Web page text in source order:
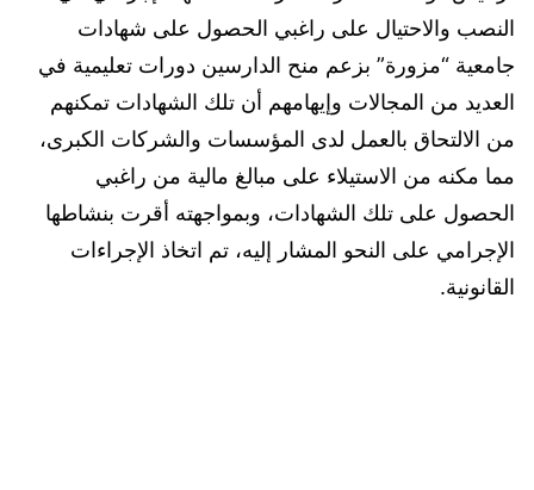
النصب والاحتيال على راغبي الحصول على شهادات
جامعية “مزورة” بزعم منح الدارسين دورات تعليمية في
العديد من المجالات وإيهامهم أن تلك الشهادات تمكنهم
من الالتحاق بالعمل لدى المؤسسات والشركات الكبرى،
مما مكنه من الاستيلاء على مبالغ مالية من راغبي
الحصول على تلك الشهادات، وبمواجهته أقرت بنشاطها
الإجرامي على النحو المشار إليه، تم اتخاذ الإجراءات
القانونية.